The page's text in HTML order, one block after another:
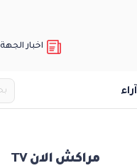
اخبار الجهة
آراء
مراكش الان TV